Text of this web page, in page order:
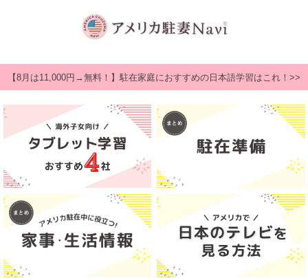
【8月は11,000円→無料！】駐在家庭におすすめの日本語学習はこれ！>>